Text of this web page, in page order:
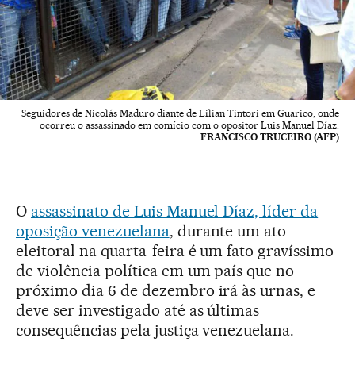
Seguidores de Nicolás Maduro diante de Lilian Tintori em Guarico, onde
ocorreu o assassinado em comício com o opositor Luis Manuel Díaz.
FRANCISCO TRUCEIRO (AFP)
O assassinato de Luis Manuel Díaz, líder da
oposição venezuelana, durante um ato
eleitoral na quarta-feira é um fato gravíssimo
de violência política em um país que no
próximo dia 6 de dezembro irá às urnas, e
deve ser investigado até as últimas
consequências pela justiça venezuelana.